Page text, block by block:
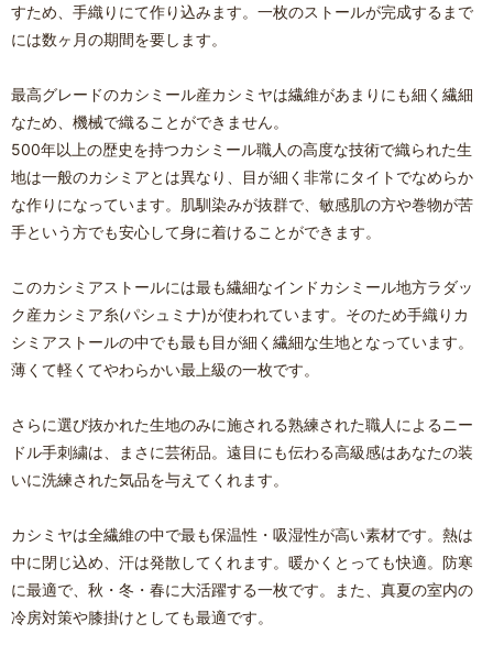
すため、手織りにて作り込みます。一枚のストールが完成するまで
には数ヶ月の期間を要します。
最高グレードのカシミール産カシミヤは繊維があまりにも細く繊細
なため、機械で織ることができません。
500年以上の歴史を持つカシミール職人の高度な技術で織られた生
地は一般のカシミアとは異なり、目が細く非常にタイトでなめらか
な作りになっています。肌馴染みが抜群で、敏感肌の方や巻物が苦
手という方でも安心して身に着けることができます。
このカシミアストールには最も繊細なインドカシミール地方ラダッ
ク産カシミア糸(パシュミナ)が使われています。そのため手織りカ
シミアストールの中でも最も目が細く繊細な生地となっています。
薄くて軽くてやわらかい最上級の一枚です。
さらに選び抜かれた生地のみに施される熟練された職人によるニー
ドル手刺繍は、まさに芸術品。遠目にも伝わる高級感はあなたの装
いに洗練された気品を与えてくれます。
カシミヤは全繊維の中で最も保温性・吸湿性が高い素材です。熱は
中に閉じ込め、汗は発散してくれます。暖かくとっても快適。防寒
に最適で、秋・冬・春に大活躍する一枚です。また、真夏の室内の
冷房対策や膝掛けとしても最適です。